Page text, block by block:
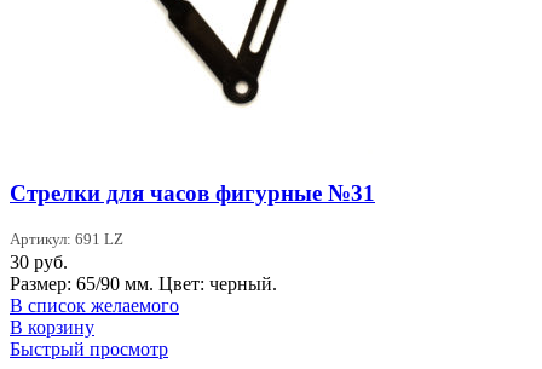
Стрелки для часов фигурные №31
Артикул: 691 LZ
30 руб.
Размер: 65/90 мм. Цвет: черный.
В список желаемого
В корзину
Быстрый просмотр